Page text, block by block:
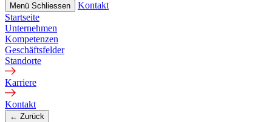
Menü Schliessen
Kontakt
Startseite
Unternehmen
Kompetenzen
Geschäftsfelder
Standorte
Karriere
Kontakt
← Zurück